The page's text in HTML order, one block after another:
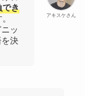
アキスケさん
でき
ッ
決